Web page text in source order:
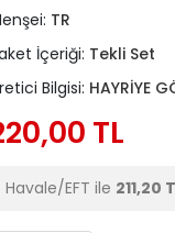
TR
İçeriği: Tekli Set
Bilgisi: HAYRİYE
TL
Havale/EFT ile 211,20